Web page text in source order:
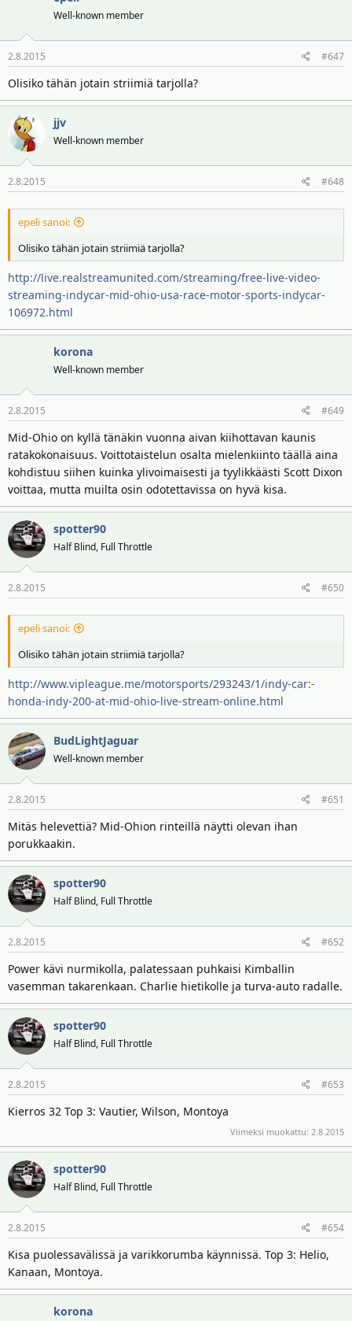
Well-known member
2.8.2015 #647
Olisiko tähän jotain striimiä tarjolla?
jjv
Well-known member
2.8.2015 #648
epeli sanoi:
Olisiko tähän jotain striimiä tarjolla?
http://live.realstreamunited.com/streaming/free-live-video-
streaming-indycar-mid-ohio-usa-race-motor-sports-indycar-
106972.html
korona
Well-known member
2.8.2015 #649
Mid-Ohio on kyllä tänäkin vuonna aivan kiihottavan kaunis
ratakokonaisuus. Voittotaistelun osalta mielenkiinto täällä aina
kohdistuu siihen kuinka ylivoimaisesti ja tyylikkäästi Scott Dixon
voittaa, mutta muilta osin odotettavissa on hyvä kisa.
spotter90
Half Blind, Full Throttle
2.8.2015 #650
epeli sanoi:
Olisiko tähän jotain striimiä tarjolla?
http://www.vipleague.me/motorsports/293243/1/indy-car:-
honda-indy-200-at-mid-ohio-live-stream-online.html
BudLightJaguar
Well-known member
2.8.2015 #651
Mitäs helevettiä? Mid-Ohion rinteillä näytti olevan ihan
porukkaakin.
spotter90
Half Blind, Full Throttle
2.8.2015 #652
Power kävi nurmikolla, palatessaan puhkaisi Kimballin
vasemman takarenkaan. Charlie hietikolle ja turva-auto radalle.
spotter90
Half Blind, Full Throttle
2.8.2015 #653
Kierros 32 Top 3: Vautier, Wilson, Montoya
Viimeksi muokattu: 2.8.2015
spotter90
Half Blind, Full Throttle
2.8.2015 #654
Kisa puolessavälissä ja varikkorumba käynnissä. Top 3: Helio,
Kanaan, Montoya.
korona